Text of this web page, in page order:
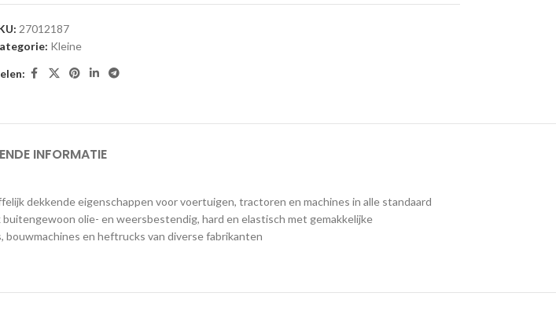
27012187
Kleine
INFORMATIE
dekkende eigenschappen voor voertuigen, tractoren en machines in alle standaard
olie- en weersbestendig, hard en elastisch met gemakkelijke
en heftrucks van diverse fabrikanten